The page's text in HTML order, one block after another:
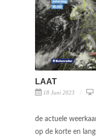
LAAT
18 Juni 2023
de actuele
op de korte en